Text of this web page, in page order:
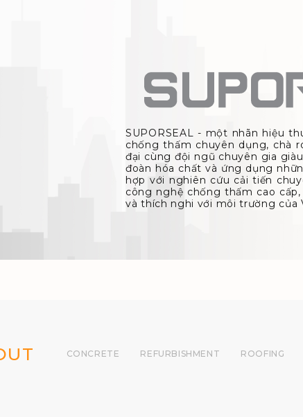
SUPORSEAL - một nhãn hiệu
chống thấm chuyên dụng, chà
đại cùng đội ngũ chuyên gia
đoàn hóa chất và ứng dụng
hợp với nghiên cứu cải tiến
công nghệ chống thấm cao
và thích nghi với môi trường của
CONCRETE REFURBISHMENT ROOFING